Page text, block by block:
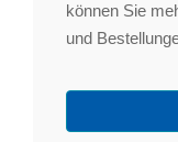
können Sie
und